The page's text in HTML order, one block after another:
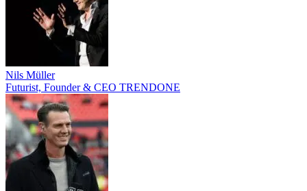
Nils Müller
Futurist, Founder & CEO TRENDONE